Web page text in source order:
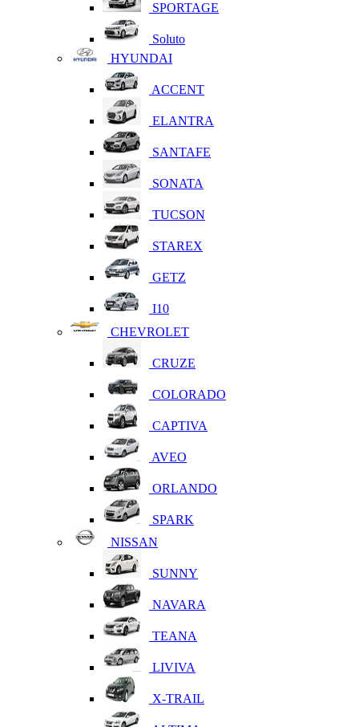
SPORTAGE
Soluto
HYUNDAI
ACCENT
ELANTRA
SANTAFE
SONATA
TUCSON
STAREX
GETZ
I10
CHEVROLET
CRUZE
COLORADO
CAPTIVA
AVEO
ORLANDO
SPARK
NISSAN
SUNNY
NAVARA
TEANA
LIVIVA
X-TRAIL